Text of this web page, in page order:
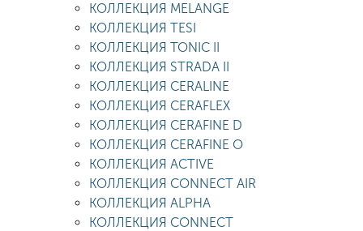
КОЛЛЕКЦИЯ MELANGE
КОЛЛЕКЦИЯ TESI
КОЛЛЕКЦИЯ TONIC II
КОЛЛЕКЦИЯ STRADA II
КОЛЛЕКЦИЯ CERALINE
КОЛЛЕКЦИЯ CERAFLEX
КОЛЛЕКЦИЯ CERAFINE D
КОЛЛЕКЦИЯ CERAFINE O
КОЛЛЕКЦИЯ ACTIVE
КОЛЛЕКЦИЯ CONNECT AIR
КОЛЛЕКЦИЯ ALPHA
КОЛЛЕКЦИЯ CONNECT